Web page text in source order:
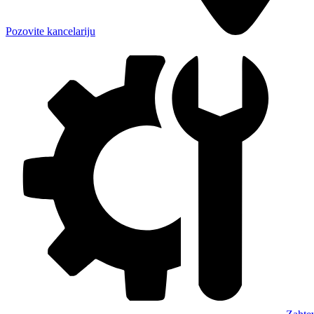
Pozovite kancelariju